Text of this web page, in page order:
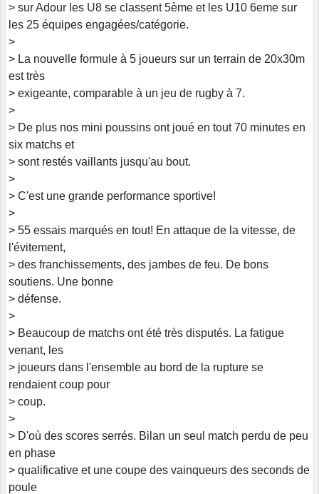
> sur Adour les U8 se classent 5ème et les U10 6eme sur
les 25 équipes engagées/catégorie.
>
> La nouvelle formule à 5 joueurs sur un terrain de 20x30m
est très
> exigeante, comparable à un jeu de rugby à 7.
>
> De plus nos mini poussins ont joué en tout 70 minutes en
six matchs et
> sont restés vaillants jusqu'au bout.
>
> C'est une grande performance sportive!
>
> 55 essais marqués en tout! En attaque de la vitesse, de
l'évitement,
> des franchissements, des jambes de feu. De bons
soutiens. Une bonne
> défense.
>
> Beaucoup de matchs ont été très disputés. La fatigue
venant, les
> joueurs dans l'ensemble au bord de la rupture se
rendaient coup pour
> coup.
>
> D'où des scores serrés. Bilan un seul match perdu de peu
en phase
> qualificative et une coupe des vainqueurs des seconds de
poule